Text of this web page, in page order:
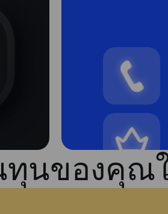
ทุนของคุ